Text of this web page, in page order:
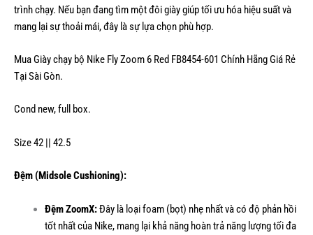
trình chạy. Nếu bạn đang tìm một đôi giày giúp tối ưu hóa hiệu suất và
mang lại sự thoải mái, đây là sự lựa chọn phù hợp.
Mua Giày chạy bộ Nike Fly Zoom 6 Red FB8454-601 Chính Hãng Giá Rẻ
Tại Sài Gòn.
Cond new, full box.
Size 42 || 42.5
Đệm (Midsole Cushioning):
Đệm ZoomX:Đây là loại foam (bọt) nhẹ nhất và có độ phản hồi
tốt nhất của Nike, mang lại khả năng hoàn trả năng lượng tối đa